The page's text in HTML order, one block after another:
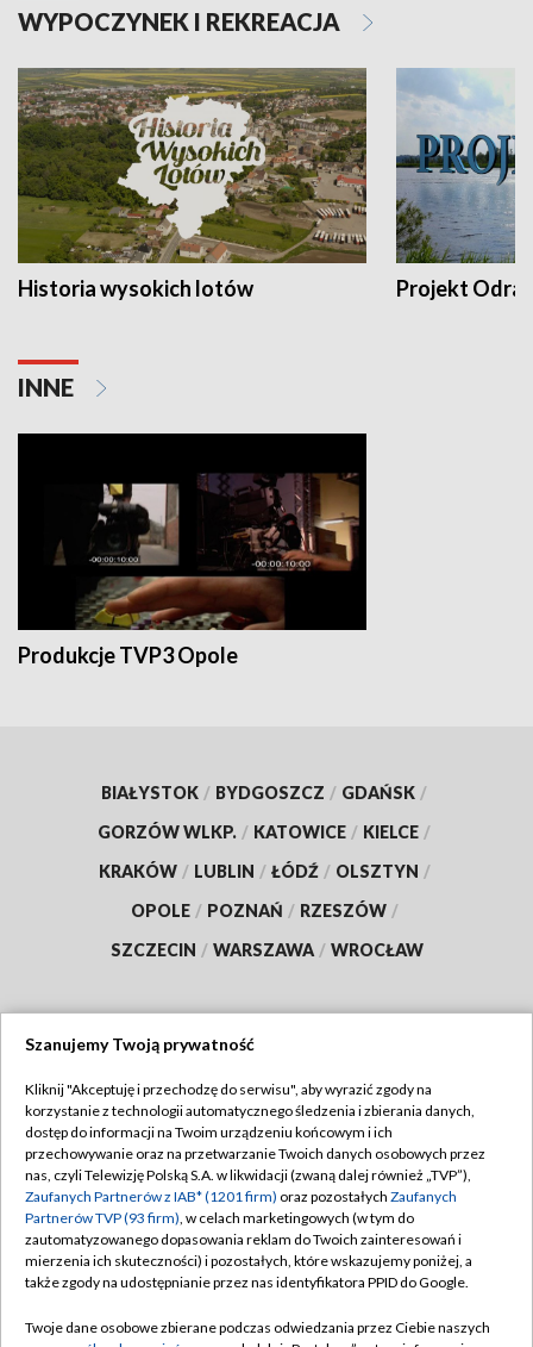
WYPOCZYNEK I REKREACJA
Historia wysokich lotów Projekt Odra
INNE
Produkcje TVP3 Opole
BIAŁYSTOK / BYDGOSZCZ / GDAŃSK /
GORZÓW WLKP. / KATOWICE / KIELCE /
KRAKÓW / LUBLIN / ŁÓDŹ / OLSZTYN /
OPOLE / POZNAŃ / RZESZÓW /
SZCZECIN / WARSZAWA / WROCŁAW
TVP
Abonament TVP
Emisja w TVP
Centrum informacji TVP
Naziemna Telewizja Cyfrowa
Regulamin TVP
Polityka prywatności
Moje zgody
Pomoc
Szanujemy Twoją prywatność
Kliknij "Akceptuję i przechodzę do serwisu", aby wyrazić zgody na
korzystanie z technologii automatycznego śledzenia i zbierania danych,
dostęp do informacji na Twoim urządzeniu końcowym i ich
przechowywanie oraz na przetwarzanie Twoich danych osobowych przez
nas, czyli Telewizję Polską S.A. w likwidacji (zwaną dalej również „TVP”),
Zaufanych Partnerów z IAB* (1201 firm) oraz pozostałych Zaufanych
Partnerów TVP (93 firm), w celach marketingowych (w tym do
zautomatyzowanego dopasowania reklam do Twoich zainteresowań i
mierzenia ich skuteczności) i pozostałych, które wskazujemy poniżej, a
także zgody na udostępnianie przez nas identyfikatora PPID do Google.
Twoje dane osobowe zbierane podczas odwiedzania przez Ciebie naszych